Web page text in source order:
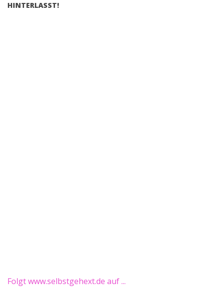
HINTERLASST!
Folgt www.selbstgehext.de auf ...